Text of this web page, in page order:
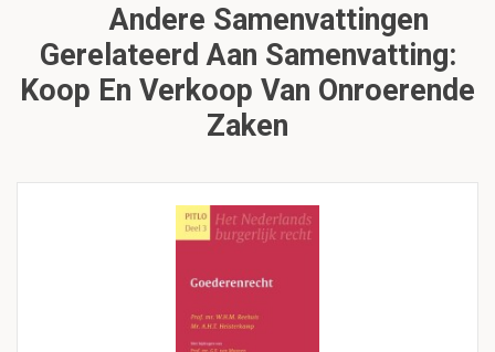
Andere Samenvattingen
Gerelateerd Aan Samenvatting:
Koop En Verkoop Van Onroerende
Zaken